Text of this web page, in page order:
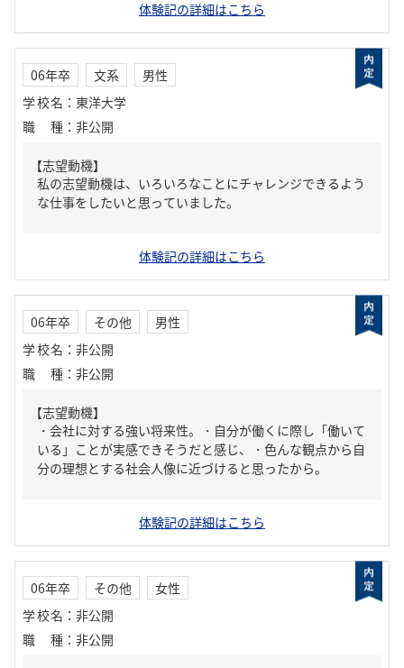
体験記の詳細はこちら
06年卒 文系
男性
学校名 ： 東洋大学
職種 ： 非公開
【志望動機】
私の志望動機は、いろいろなことにチャレンジできるよう
な仕事をしたいと思っていました。
体験記の詳細はこちら
06年卒 その他
男性
学校名 ： 非公開
職種 ： 非公開
【志望動機】
・会社に対する強い将来性。・自分が働くに際し「働いて
いる」ことが実感できそうだと感じ、・色んな観点から自
分の理想とする社会人像に近づけると思ったから。
体験記の詳細はこちら
06年卒 その他
女性
学校名 ： 非公開
職種 ： 非公開